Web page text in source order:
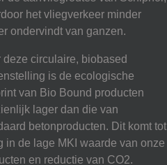
het vliegverkeer minder
ondervindt van ganzen.
deze circulaire, biobased
is de ecologische
van Bio Bound producten
lager dan die van
betonproducten. Dit komt tot
in de lage MKI waarde van onze
en reductie van CO2.